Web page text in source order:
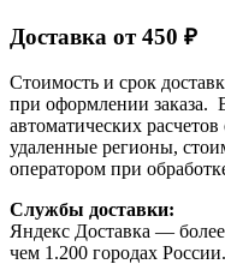
Доставка от 450 ₽
Стоимость и срок
при оформлении заказа.
автоматических
удаленные регионы,
оператором при
Службы доставки:
Яндекс Доставка —
чем 1.200 городах России.